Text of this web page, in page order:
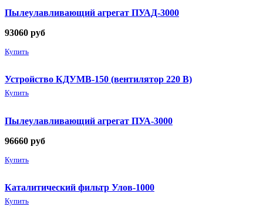
Пылеулавливающий агрегат ПУАД-3000
93060 руб
Купить
Устройство КДУМВ-150 (вентилятор 220 В)
Купить
Пылеулавливающий агрегат ПУА-3000
96660 руб
Купить
Каталитический фильтр Улов-1000
Купить